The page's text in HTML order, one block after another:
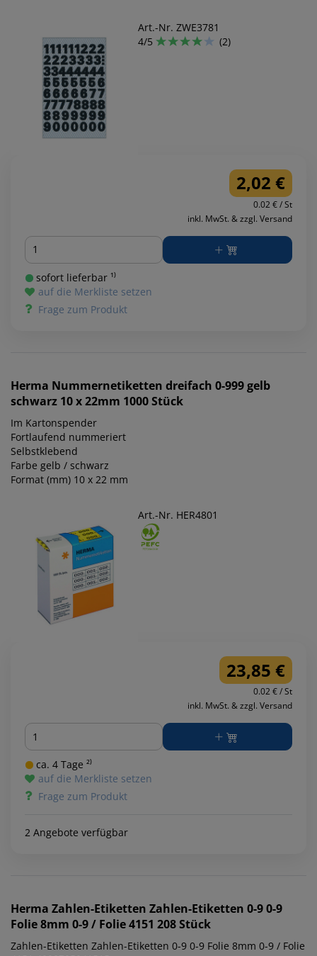
Art.-Nr. ZWE3781
4/5
(2)
2,02 €
0.02 € / St
inkl. MwSt. & zzgl. Versand
Menge
sofort lieferbar ¹⁾
auf die Merkliste setzen
Frage zum Produkt
Herma Nummernetiketten dreifach 0-999 gelb
schwarz 10 x 22mm 1000 Stück
Im Kartonspender
Fortlaufend nummeriert
Selbstklebend
Farbe gelb / schwarz
Format (mm) 10 x 22 mm
Art.-Nr. HER4801
23,85 €
0.02 € / St
inkl. MwSt. & zzgl. Versand
Menge
ca. 4 Tage ²⁾
auf die Merkliste setzen
Frage zum Produkt
2 Angebote verfügbar
Herma Zahlen-Etiketten Zahlen-Etiketten 0-9 0-9
Folie 8mm 0-9 / Folie 4151 208 Stück
Zahlen-Etiketten Zahlen-Etiketten 0-9 0-9 Folie 8mm 0-9 / Folie